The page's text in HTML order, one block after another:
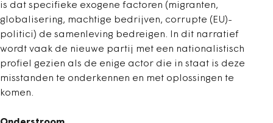
is dat specifieke exogene factoren (migranten,
globalisering, machtige bedrijven, corrupte (EU)-
politici) de samenleving bedreigen. In dit narratief
wordt vaak de nieuwe partij met een nationalistisch
profiel gezien als de enige actor die in staat is deze
misstanden te onderkennen en met oplossingen te
komen.